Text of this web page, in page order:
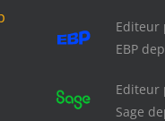
Editeur
EBP
Editeur
Sage